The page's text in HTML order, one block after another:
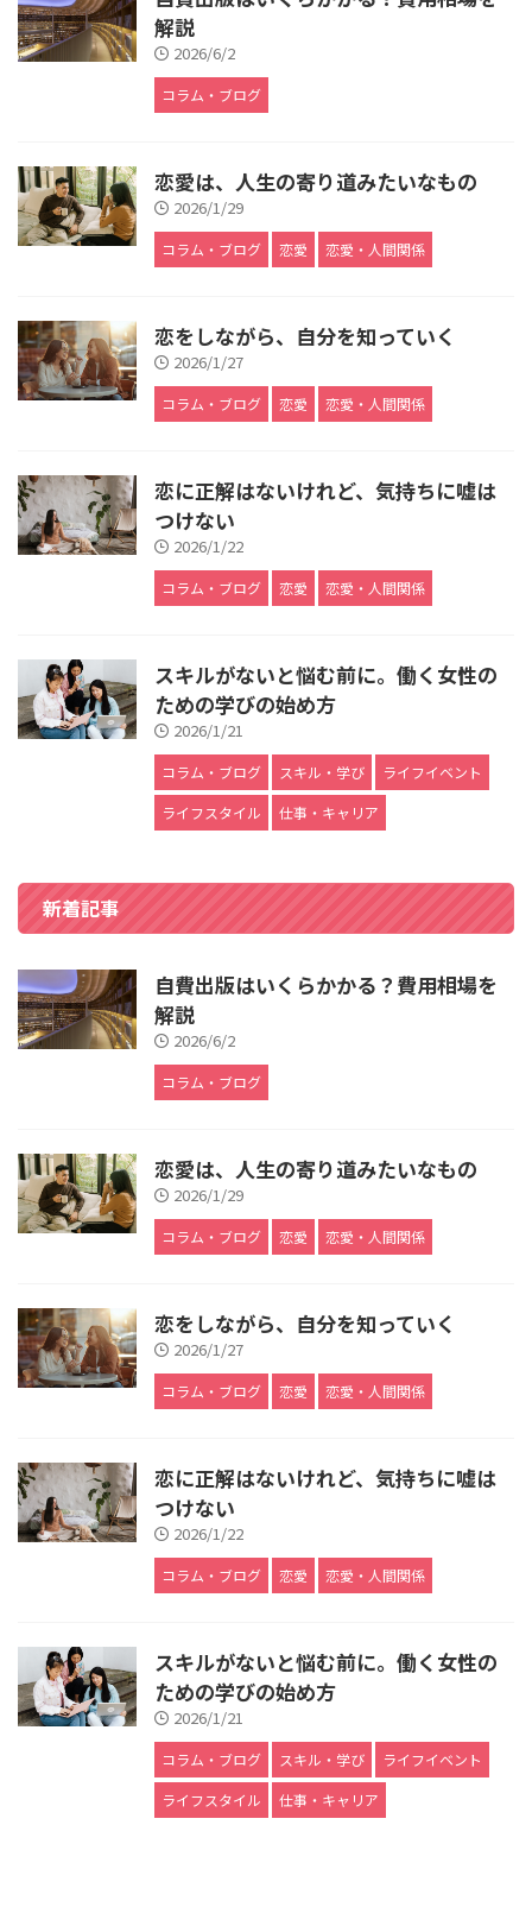
解説
2026/6/2
コラム・ブログ
恋愛は、人生の寄り道みたいなもの
2026/1/29
コラム・ブログ 恋愛 恋愛・人間関係
恋をしながら、自分を知っていく
2026/1/27
コラム・ブログ 恋愛 恋愛・人間関係
恋に正解はないけれど、気持ちに嘘は
つけない
2026/1/22
コラム・ブログ 恋愛 恋愛・人間関係
スキルがないと悩む前に。働く女性の
ための学びの始め方
2026/1/21
コラム・ブログ スキル・学び
ライフイベント
ライフスタイル
仕事・キャリア
新着記事
自費出版はいくらかかる？費用相場を
解説
2026/6/2
コラム・ブログ
恋愛は、人生の寄り道みたいなもの
2026/1/29
コラム・ブログ 恋愛 恋愛・人間関係
恋をしながら、自分を知っていく
2026/1/27
コラム・ブログ 恋愛 恋愛・人間関係
恋に正解はないけれど、気持ちに嘘は
つけない
2026/1/22
コラム・ブログ 恋愛 恋愛・人間関係
スキルがないと悩む前に。働く女性の
ための学びの始め方
2026/1/21
コラム・ブログ スキル・学び
ライフイベント
ライフスタイル
仕事・キャリア